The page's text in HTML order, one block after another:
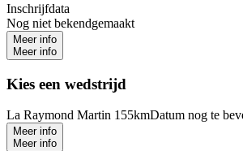
Inschrijfdata
Nog niet bekendgemaakt
Meer info
Meer info
Kies een wedstrijd
La Raymond Martin 155kmDatum nog te
Meer info
Meer info